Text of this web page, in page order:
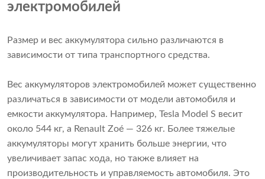
электромобилей
Размер и вес аккумулятора сильно различаются в
зависимости от типа транспортного средства.
Вес аккумуляторов электромобилей может существенно
различаться в зависимости от модели автомобиля и
емкости аккумулятора. Например, Tesla Model S весит
около 544 кг, а Renault Zoé — 326 кг. Более тяжелые
аккумуляторы могут хранить больше энергии, что
увеличивает запас хода, но также влияет на
производительность и управляемость автомобиля. Это